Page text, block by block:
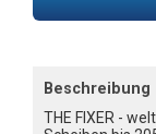
Beschreibung
THE FIXER -